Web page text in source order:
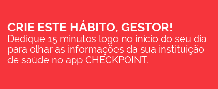
CRIE ESTE HÁBITO, GESTOR!
Dedique 15 minutos logo no início do seu dia
para olhar as informações da sua instituição
de saúde no app CHECKPOINT.